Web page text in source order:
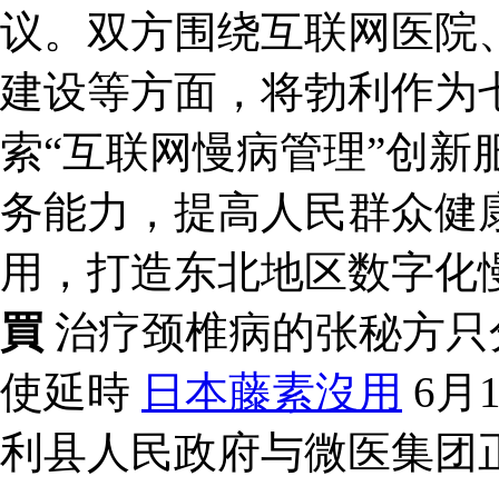
议。双方围绕互联网医院
建设等方面，将勃利作为
索“互联网慢病管理”创
务能力，提高人民群众健
用，打造东北地区数字
買 治疗颈椎病的张秘方
使延時 日本藤素沒用 6月
利县人民政府与微医集团